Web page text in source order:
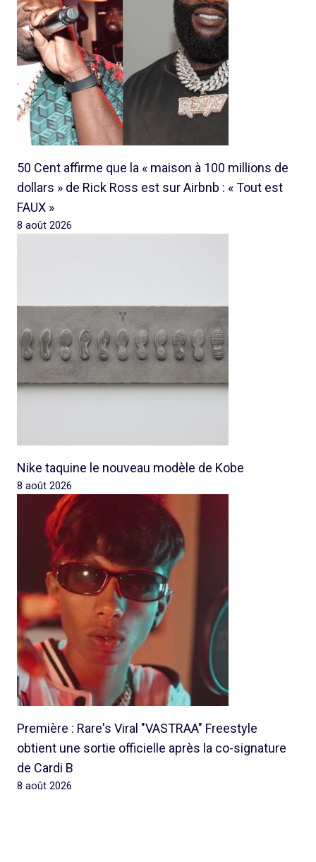
50 Cent affirme que la « maison à 100 millions de
dollars » de Rick Ross est sur Airbnb : « Tout est
FAUX »
8 août 2026
Nike taquine le nouveau modèle de Kobe
8 août 2026
Première : Rare's Viral "VASTRAA" Freestyle
obtient une sortie officielle après la co-signature
de Cardi B
8 août 2026